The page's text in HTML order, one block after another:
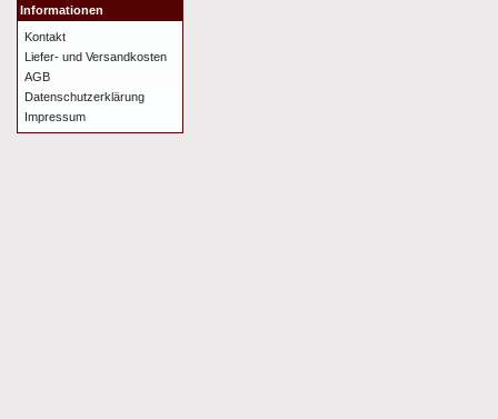
Informationen
Kontakt
Liefer- und Versandkosten
AGB
Datenschutzerklärung
Impressum